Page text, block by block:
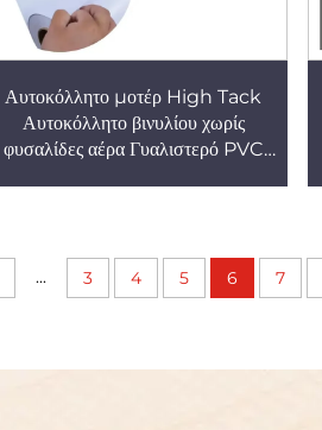
Αυτοκόλλητο μοτέρ High Tack
Αυτοκόλλητο βινυλίου χωρίς
φυσαλίδες αέρα Γυαλιστερό PVC
... 3 4 5 6 7